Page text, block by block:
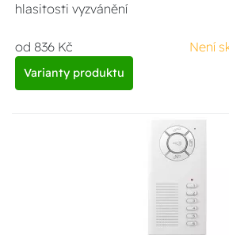
hlasitosti vyzvánění
od 836 Kč Není
Varianty produktu